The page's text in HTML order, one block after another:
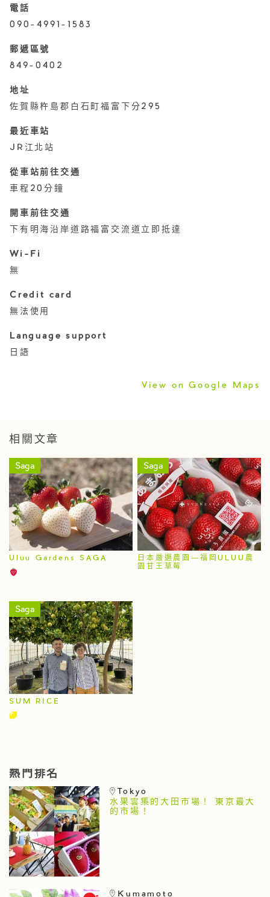
電話
090-4991-1583
郵遞區號
849-0402
地址
佐賀縣杵島郡白石町福富下分295
最近車站
JR江北站
從車站前往交通
車程20分鐘
開車前往交通
下有明海沿岸道路福富交流道立即抵達
Wi-Fi
無
Credit card
無法使用
Language support
日語
View on Google Maps
相關文章
Saga
Uluu Gardens SAGA
Saga
日本嚴選農園—福岡ULUU農
園甘王草莓
Saga
SUM RICE
熱門排名
Tokyo
水果雲集的大田市場！ 東京最大
的市場！
Kumamoto